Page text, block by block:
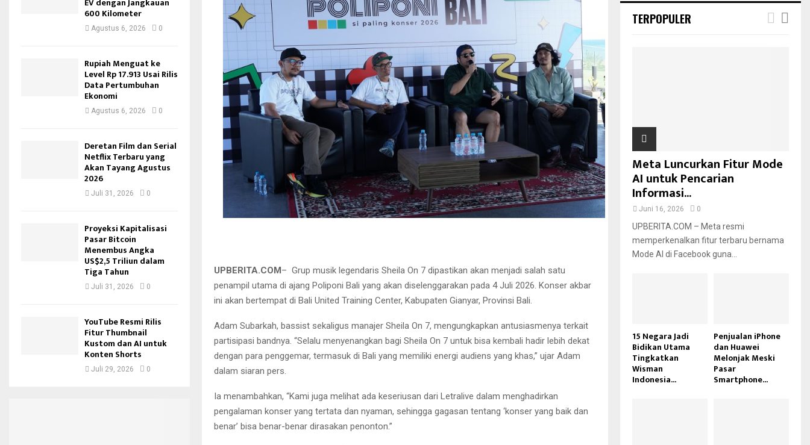
UPBERITA.COM– Grup musik legendaris Sheila On 7 dipastikan akan menjadi salah satu
penampil utama di ajang Poliponi Bali yang akan diselenggarakan pada 4 Juli 2026. Konser akbar
ini akan bertempat di Bali United Training Center, Kabupaten Gianyar, Provinsi Bali.
Adam Subarkah, bassist sekaligus manajer Sheila On 7, mengungkapkan antusiasmenya terkait
partisipasi bandnya. “Selalu menyenangkan bagi Sheila On 7 untuk bisa kembali hadir lebih dekat
dengan para penggemar, termasuk di Bali yang memiliki energi audiens yang khas,” ujar Adam
dalam siaran pers.
Ia menambahkan, “Kami juga melihat ada keseriusan dari Letralive dalam menghadirkan
pengalaman konser yang tertata dan nyaman, sehingga gagasan tentang ‘konser yang baik dan
benar’ bisa benar-benar dirasakan penonton.”
600 Kilometer
Agustus 6, 2026 0
Rupiah Menguat ke
Level Rp 17.913 Usai Rilis
Data Pertumbuhan
Ekonomi
Agustus 6, 2026 0
Deretan Film dan Serial
Netflix Terbaru yang
Akan Tayang Agustus
2026
Juli 31, 2026 0
Proyeksi Kapitalisasi
Pasar Bitcoin
Menembus Angka
US$2,5 Triliun dalam
Tiga Tahun
Juli 31, 2026 0
YouTube Resmi Rilis
Fitur Thumbnail
Kustom dan AI untuk
Konten Shorts
Juli 29, 2026 0
TERPOPULER
Meta Luncurkan Fitur Mode
AI untuk Pencarian
Informasi...
Juni 16, 2026 0
UPBERITA.COM – Meta resmi
memperkenalkan fitur terbaru bernama
Mode AI di Facebook guna...
15 Negara Jadi
Bidikan Utama
Tingkatkan
Wisman
Indonesia...
Penjualan iPhone
dan Huawei
Melonjak Meski
Pasar
Smartphone...